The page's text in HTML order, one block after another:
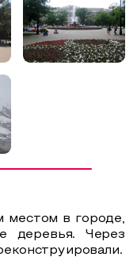
местом в городе,
деревья. Через